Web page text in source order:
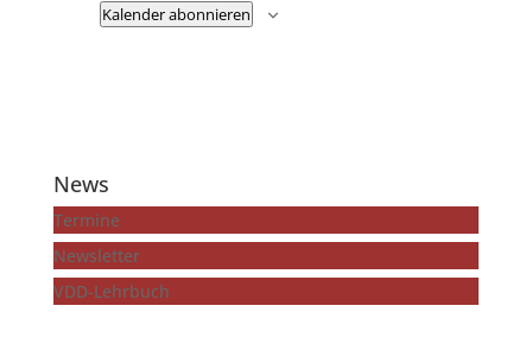
Kalender abonnieren
News
Termine
Newsletter
VDD-Lehrbuch